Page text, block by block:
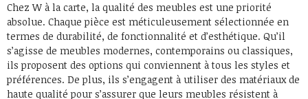
Chez W à la carte, la qualité des meubles est une priorité
absolue. Chaque pièce est méticuleusement sélectionnée en
termes de durabilité, de fonctionnalité et d’esthétique. Qu’il
s’agisse de meubles modernes, contemporains ou classiques,
ils proposent des options qui conviennent à tous les styles et
préférences. De plus, ils s’engagent à utiliser des matériaux de
haute qualité pour s’assurer que leurs meubles résistent à